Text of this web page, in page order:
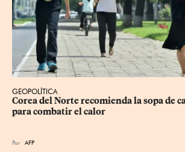
GEOPOLÍTICA
Corea del Norte recomienda la sopa de
para combatir el calor
Por AFP